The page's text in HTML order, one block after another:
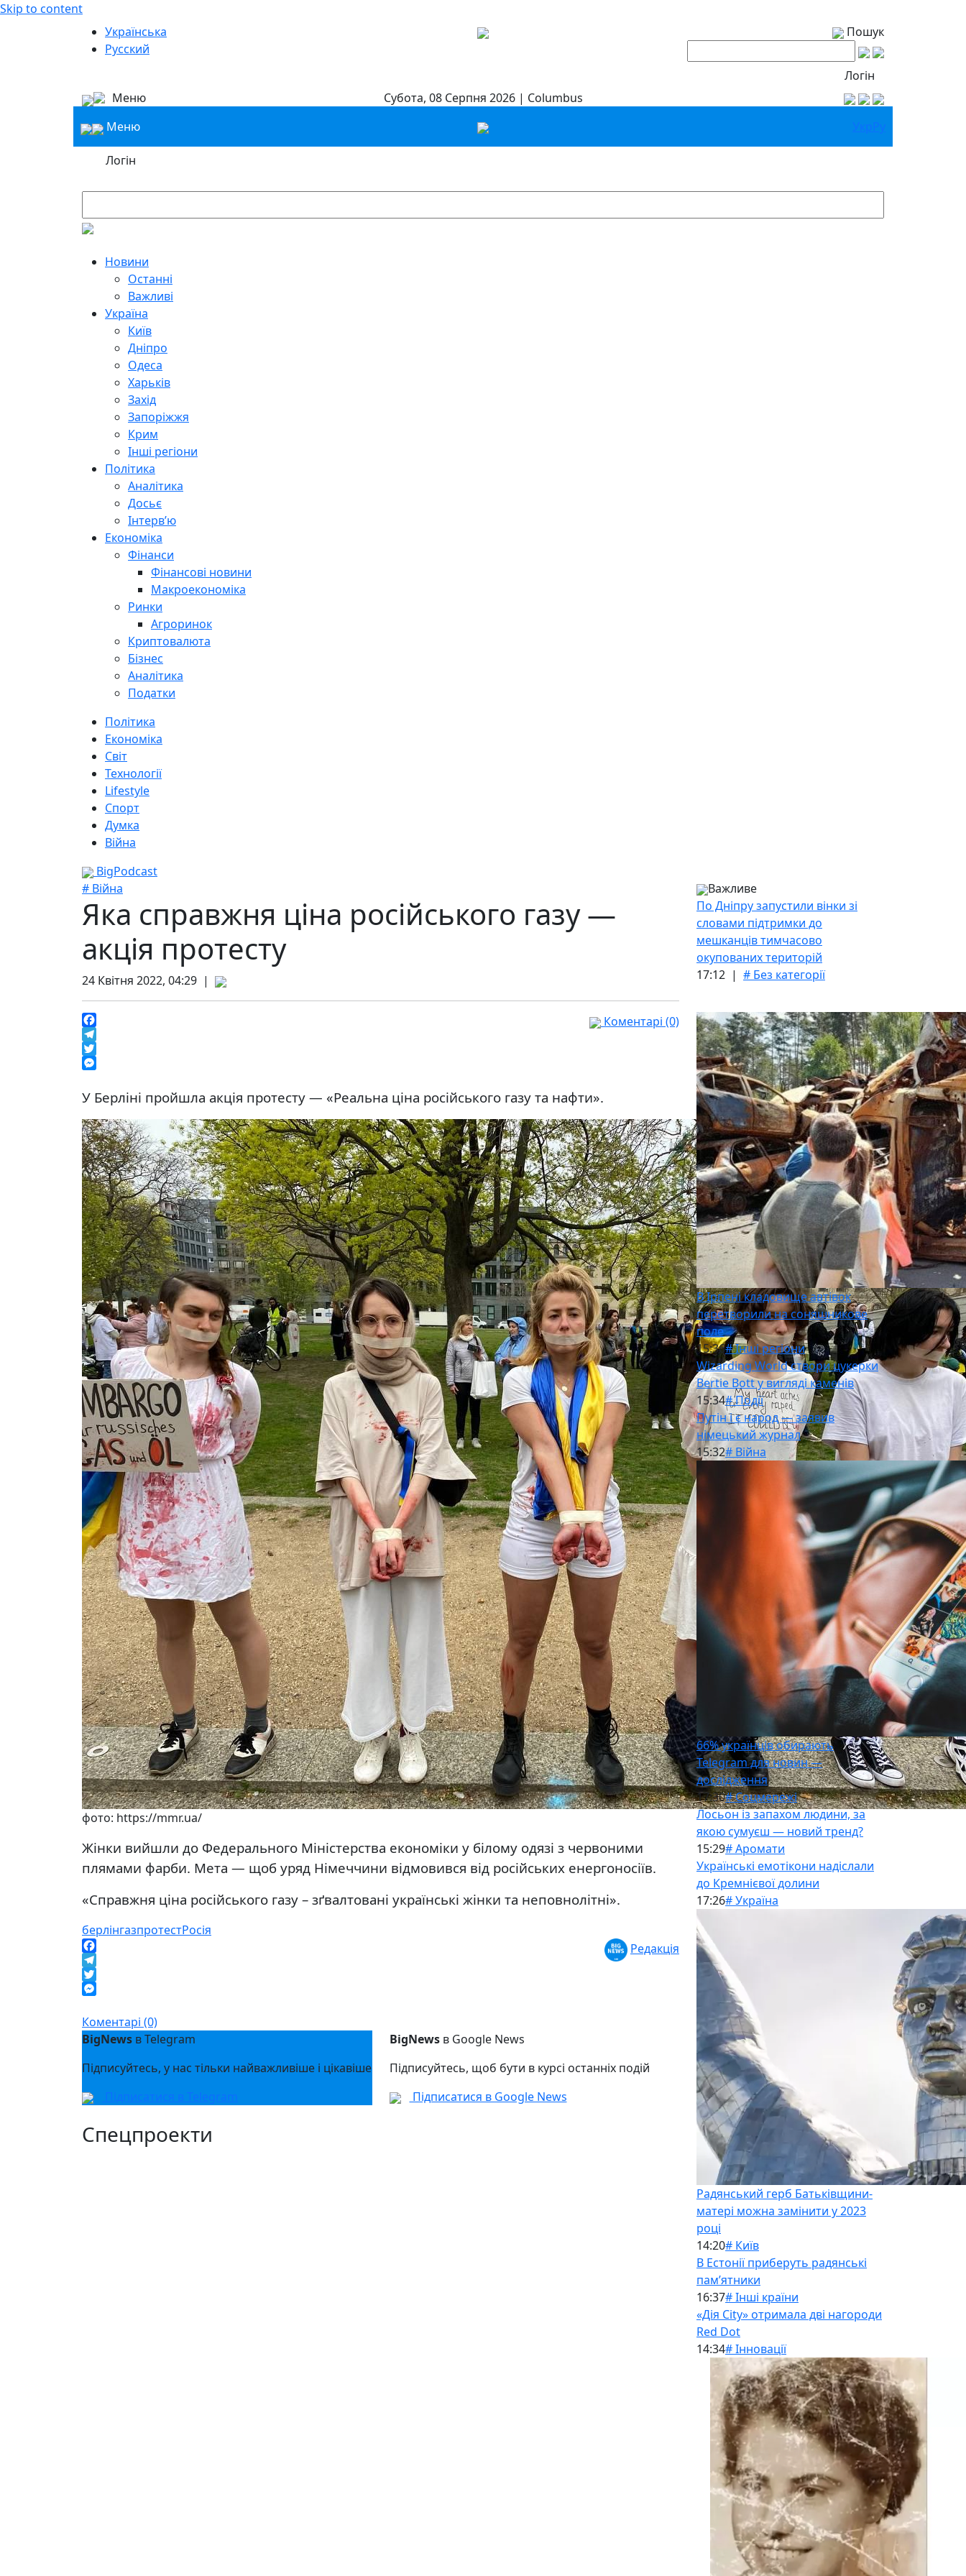
Skip to content
Українська
Русский
Пошук
Логін
Меню
Субота, 08 Серпня 2026 | Columbus
Меню
УкрРу
Логін
Новини
Останні
Важливі
Україна
Київ
Дніпро
Одеса
Харьків
Захід
Запоріжжя
Крим
Інші регіони
Політика
Аналітика
Досьє
Інтерв’ю
Економіка
Фінанси
Фінансові новини
Макроекономіка
Ринки
Агроринок
Криптовалюта
Бізнес
Аналітика
Податки
Політика
Економіка
Світ
Технології
Lifestyle
Спорт
Думка
Війна
BigPodcast
# Війна
Яка справжня ціна російського газу —
акція протесту
24 Квітня 2022, 04:29 |
Facebook
Telegram
Twitter
Коментарі (0)
У Берліні пройшла акція протесту — «Реальна ціна російського газу та нафти».
фото: https://mmr.ua/
Жінки вийшли до Федерального Міністерства економіки у білому одязі з червоними
плямами фарби. Мета — щоб уряд Німеччини відмовився від російських енергоносіїв.
«Справжня ціна російського газу – зґвалтовані українські жінки та неповнолітні».
берлінгазпротестРосія
Facebook
Telegram
Twitter
Редакція
Коментарі (0)
BigNews в Telegram
Підписуйтесь, у нас тільки найважливіше і цікавіше
Підписатися в Telegram
BigNewsв Google News
Підписуйтесь, щоб бути в курсі останніх подій
Підписатися в Google News
Спецпроекти
Важливе
По Дніпру запустили вінки зі
словами підтримки до
мешканців тимчасово
окупованих територій
17:12 | # Без категорії
В Ірпені кладовище автівок
перетворили на соняшникове
поле
15:36# Інші регіони
Wizarding World створи цукерки
Bertie Bott у вигляді каменів
15:34# Події
Путін і є народ — заявив
німецький журнал
15:32# Війна
66% українців обирають
Telegram для новин —
дослідження
17:30# Соцмережі
Лосьон із запахом людини, за
якою сумуєш — новий тренд?
15:29# Аромати
Українські емотікони надіслали
до Кремнієвої долини
17:26# Україна
Радянський герб Батьківщини-
матері можна замінити у 2023
році
14:20# Київ
В Естонії приберуть радянські
памʼятники
16:37# Інші країни
«Дія City» отримала дві нагороди
Red Dot
14:34# Інновації